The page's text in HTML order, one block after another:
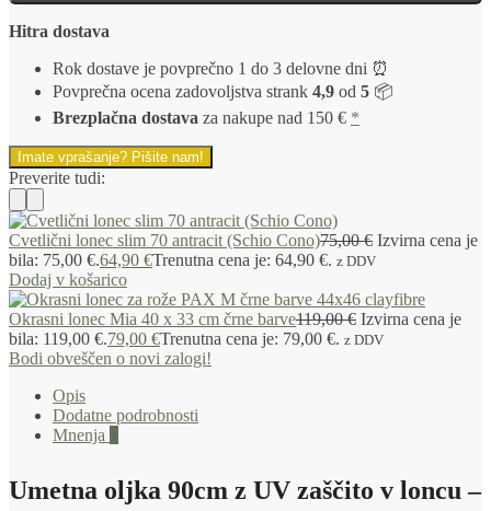
Hitra dostava
Rok dostave je povprečno 1 do 3 delovne dni ⏰
Povprečna ocena zadovoljstva strank 4,9 od 5 📦
Brezplačna dostava za nakupe nad 150 € *
Imate vprašanje? Pišite nam!
Preverite tudi:
Cvetlični lonec slim 70 antracit (Schio Cono)75,00€ Izvirna cena je
bila: 75,00 €.64,90 €Trenutna cena je: 64,90 €. z DDV
Dodaj v košarico
Okrasni lonec Mia 40 x 33 cm črne barve119,00€ Izvirna cena je
bila: 119,00 €.79,00 €Trenutna cena je: 79,00 €. z DDV
Bodi obveščen o novi zalogi!
Opis
Dodatne podrobnosti
Mnenja
Umetna oljka 90cm z UV zaščito v loncu –